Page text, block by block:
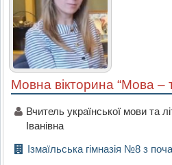
Мовна вікторина “Мова –
Вчитель української мови та
Іванівна
Ізмаїльська гімназія №8 з